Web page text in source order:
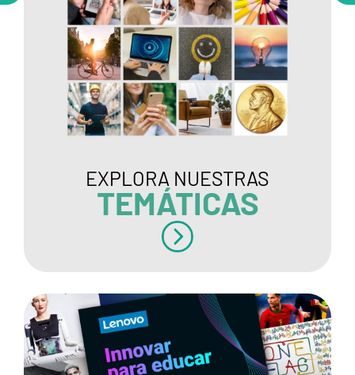
EXPLORA NUESTRAS
TEMÁTICAS